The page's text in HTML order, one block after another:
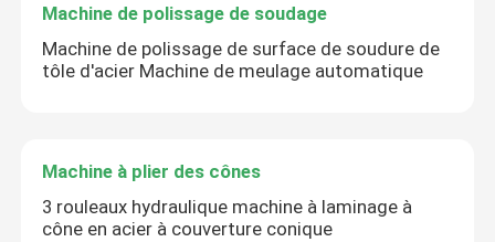
Machine de polissage de soudage
Machine de polissage de surface de soudure de
tôle d'acier Machine de meulage automatique
Machine à plier des cônes
3 rouleaux hydraulique machine à laminage à
cône en acier à couverture conique